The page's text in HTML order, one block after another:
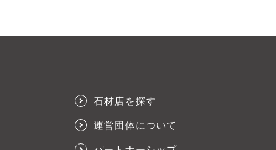
石材店を探す
運営団体について